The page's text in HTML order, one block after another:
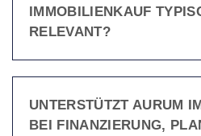
IMMOBILIENKAUF
RELEVANT?
UNTERSTÜTZT AURUM
BEI FINANZIERUNG,